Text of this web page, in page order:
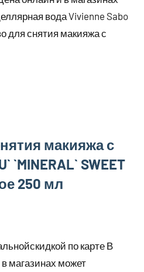
вода Vivienne Sabo
для снятия макияжа с
макияжа с
`MINERAL` SWEET
250 мл
по карте В
магазинах может